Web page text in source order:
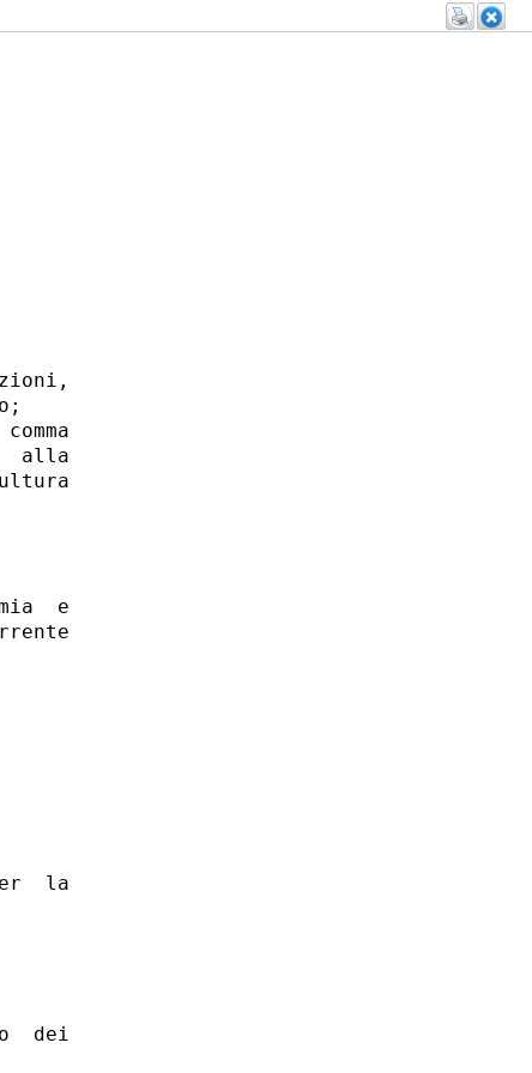
comma
alla
e
la
dei